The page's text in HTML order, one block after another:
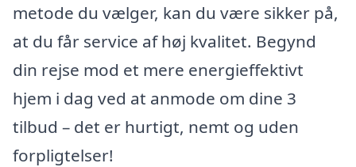
metode du vælger, kan du være sikker på,
at du får service af høj kvalitet. Begynd
din rejse mod et mere energieffektivt
hjem i dag ved at anmode om dine 3
tilbud – det er hurtigt, nemt og uden
forpligtelser!